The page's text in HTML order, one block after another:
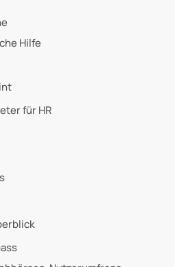
Hilfe
für HR